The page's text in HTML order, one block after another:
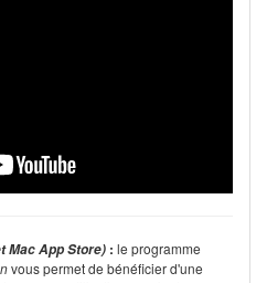
Mac App Store) : le programme
vous permet de bénéficier d'une